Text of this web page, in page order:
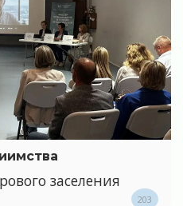
заселения
203